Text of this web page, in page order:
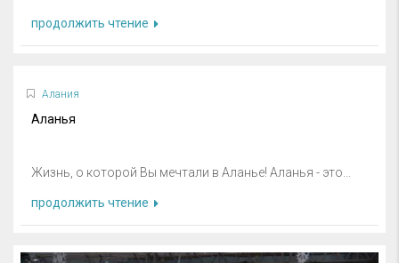
продолжить чтение
Алания
Аланья
Жизнь, о которой Вы мечтали в Аланье! Аланья - это...
продолжить чтение